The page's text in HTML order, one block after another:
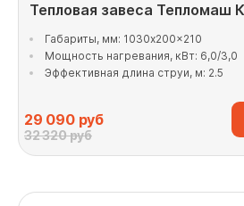
Тепловая завеса Тепломаш
Габариты, мм: 1030x200x210
Мощность нагревания, кВт: 6,0/3,0
Эффективная длина струи, м: 2.5
29 090руб
32 320 руб